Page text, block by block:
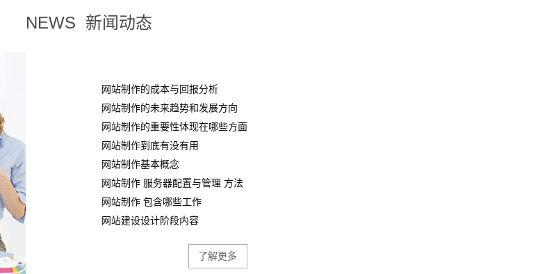
NEWS 新闻动态
网站制作的成本与回报分析
网站制作的未来趋势和发展方向
网站制作的重要性体现在哪些方面
网站制作到底有没有用
网站制作基本概念
网站制作 服务器配置与管理 方法
网站制作 包含哪些工作
网站建设设计阶段内容
了解更多